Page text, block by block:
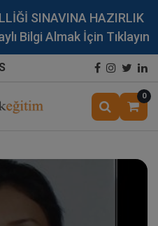
SINAVINA HAZIRLIK
Bilgi Almak İçin Tıklayın
0